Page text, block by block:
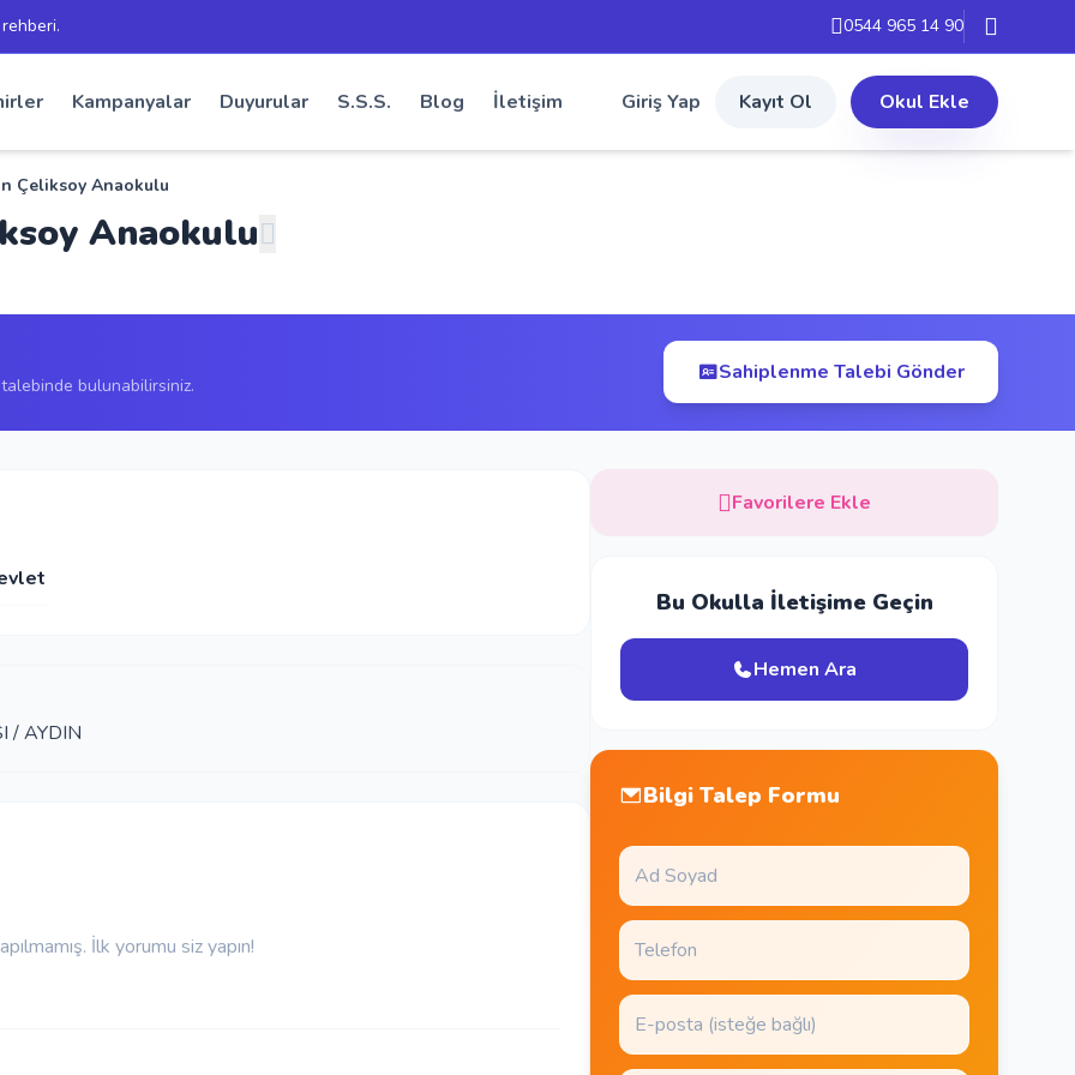
0544 965 14 90
Kampanyalar Duyurular S.S.S. Blog İletişim Giriş Yap Kayıt Ol Okul Ekle
Çeliksoy Anaokulu
Anaokulu
bulunabilirsiniz.
Sahiplenme Talebi Gönder
/ AYDIN
İlk yorumu siz yapın!
Favorilere Ekle
Bu Okulla İletişime Geçin
Hemen Ara
Bilgi Talep Formu